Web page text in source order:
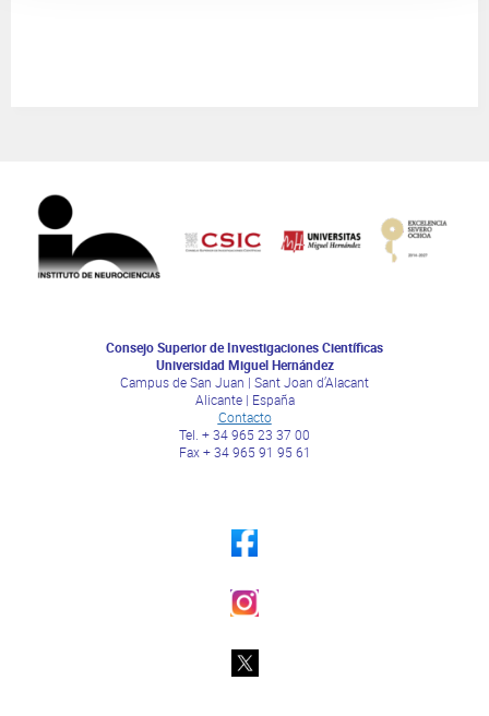
Consejo Superior de Investigaciones Científicas
Universidad Miguel Hernández
Campus de San Juan | Sant Joan d’Alacant
Alicante | España
Contacto
Tel. + 34 965 23 37 00
Fax + 34 965 91 95 61